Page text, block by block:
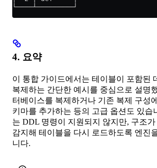
└────┴─────────┘
4. 요약
이 통합 가이드에서는 테이블이 포함된
복제하는 간단한 예시를 중심으로 설명
터베이스를 복제하거나 기존 복제 구성
키마를 추가하는 등의 고급 옵션도 있습
는 DDL 명령이 지원되지 않지만, 구조
감지해 테이블을 다시 로드하도록 엔진
니다.